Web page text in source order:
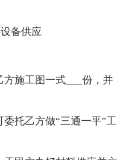
备供应
方施工图一式___份，并
托乙方做“三通一平”工